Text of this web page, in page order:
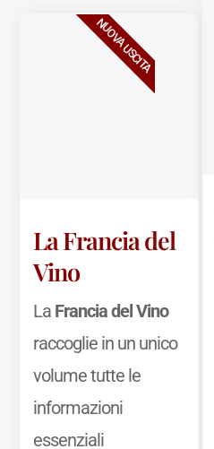
La Francia del
Vino
La Francia del Vino
raccoglie in un unico
volume tutte le
informazioni
essenziali
NUOVA USCITA